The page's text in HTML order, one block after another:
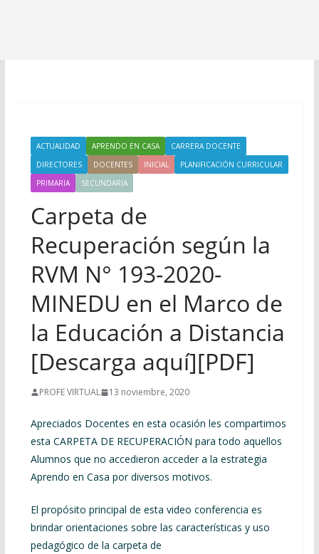
ACTUALIDAD APRENDO EN CASA
CARRERA DOCENTE
DIRECTORES
DOCENTES INICIAL
PLANIFICACIÓN CURRICULAR
PRIMARIA
SECUNDARIA
Carpeta de
Recuperación según la
RVM N° 193-2020-
MINEDU en el Marco de
la Educación a Distancia
[Descarga aquí][PDF]
PROFE VIRTUAL 13 noviembre, 2020
Apreciados Docentes en esta ocasión les compartimos
esta CARPETA DE RECUPERACIÓN para todo aquellos
Alumnos que no accedieron acceder a la estrategia
Aprendo en Casa por diversos motivos.
El propósito principal de esta video conferencia es
brindar orientaciones sobre las características y uso
pedagógico de la carpeta de